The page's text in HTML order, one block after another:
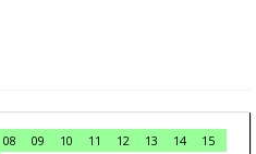
08 09 10 11 12 13 14
15